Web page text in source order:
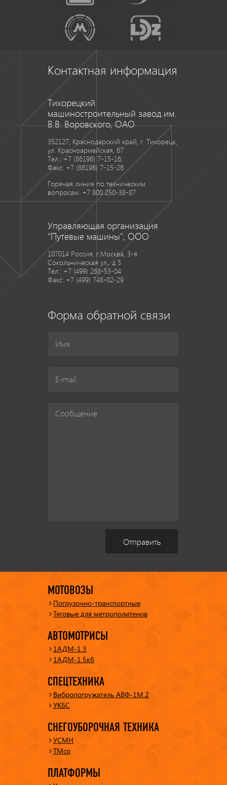
Контактная информация
Тихорецкий
машиностроительный завод им.
В.В. Воровского, ОАО
352127, Краснодарский край, г. Тихорецк,
ул. Красноармейская, 67
Tел.: +7 (86196) 7-15-16;
Факс: +7 (86196) 7-15-26
Горячая линия по техническим
вопросам: +7 800 250-38-87
Управляющая организация
"Путевые машины", ООО
107014 Россия, г.Москва, 3-я
Сокольническая ул., д 5
Tел.: +7 (499) 268-53-04
Факс: +7 (499) 748-02-29
Форма обратной связи
МОТОВОЗЫ
Погрузочно-транспортные
Тяговые для метрополитенов
АВТОМОТРИСЫ
1АДМ-1.3
1АДМ-1.5кб
СПЕЦТЕХНИКА
Вибропогружатель АВФ-1М.2
УКБС
СНЕГОУБОРОЧНАЯ ТЕХНИКА
УСМН
ТМср
ПЛАТФОРМЫ